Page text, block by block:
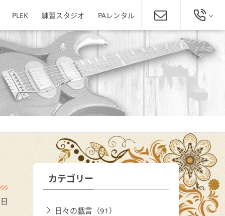
店
11-5
新潟駅南店
新潟県新潟市中央区神道寺1-4-4
025-242-3900
ミュージックスクール新潟
東区役所店
番1号
あぽろん各店舗へ
PLEK 練習スタジオ PAレンタル
総合お問い合わせ
025-229-4134
営業時間 11:00～19:00
ほぼ年中無休
カテゴリー
日々の戯言（91）